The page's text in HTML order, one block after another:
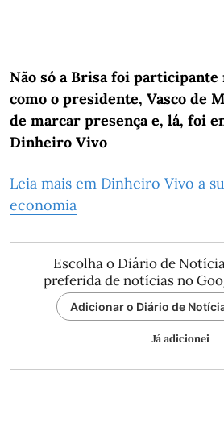
Não só a Brisa foi participante
como o presidente, Vasco de
de marcar presença e, lá, foi
Dinheiro Vivo
Leia mais em Dinheiro Vivo a
economia
Escolha o Diário de
preferida de notícias no
Adicionar o Diário de
Já adicionei